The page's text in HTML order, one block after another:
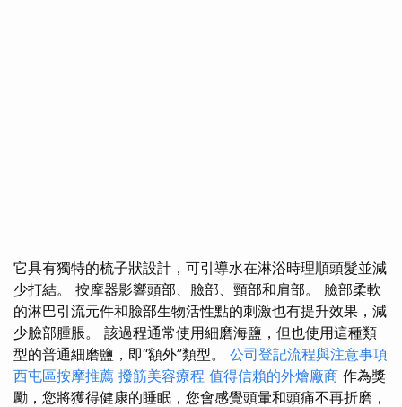
它具有獨特的梳子狀設計，可引導水在淋浴時理順頭髮並減
少打結。 按摩器影響頭部、臉部、頸部和肩部。 臉部柔軟
的淋巴引流元件和臉部生物活性點的刺激也有提升效果，減
少臉部腫脹。 該過程通常使用細磨海鹽，但也使用這種類
型的普通細磨鹽，即“額外”類型。 公司登記流程與注意事項
西屯區按摩推薦 撥筋美容療程 值得信賴的外燴廠商 作為獎
勵，您將獲得健康的睡眠，您會感覺頭暈和頭痛不再折磨，